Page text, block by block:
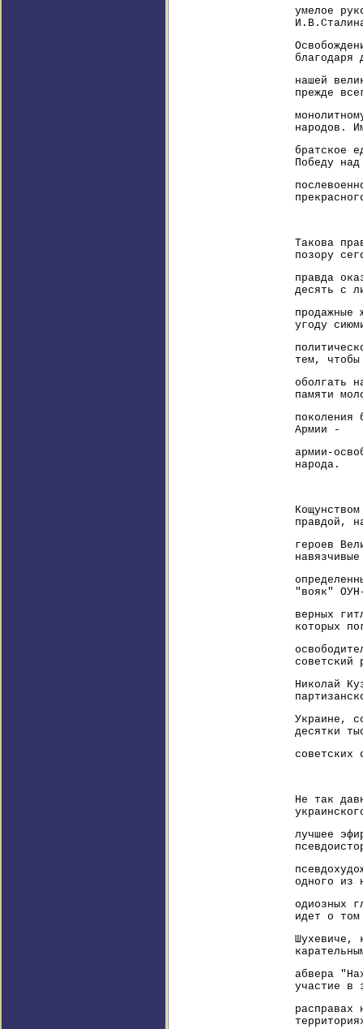
умелое
благодаря
нашей
прежде
народов.
братское
Победу
Такова
позору
правда
десять с
продажные
угоду
тем, чтобы
оболгать
памяти
поколения
Армии -
армии-
народа.
правдой,
героев
"вояк"
верных
которых
советский
Николай
Украине,
десятки
советских
Не так
лучшее
одного из
одиозных
идет о том
Шухевиче,
абвера
участие в
расправах